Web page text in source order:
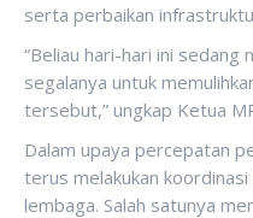
serta perbaikan
“Beliau hari-hari ini sedang
segalanya untuk
tersebut,” ungkap Ketua
Dalam upaya percepatan
terus melakukan
lembaga. Salah satunya